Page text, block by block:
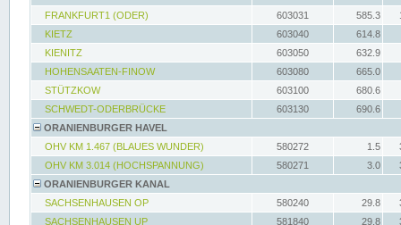
FRANKFURT1 (ODER)
603031 585.3
KIETZ
603040
614.8
KIENITZ
603050
632.9
HOHENSAATEN-FINOW
603080
665.0
STÜTZKOW
603100
680.6
SCHWEDT-ODERBRÜCKE
603130
690.6
ORANIENBURGER HAVEL
OHV KM 1.467 (BLAUES WUNDER)
580272 1.5
OHV KM 3.014 (HOCHSPANNUNG)
580271 3.0
ORANIENBURGER KANAL
SACHSENHAUSEN OP
580240 29.8
SACHSENHAUSEN UP
581840 29.8